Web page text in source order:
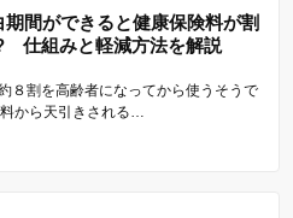
期間ができると健康保険料が割
仕組みと軽減方法を解説
８割を高齢者になってから使うそうで
から天引きされる…